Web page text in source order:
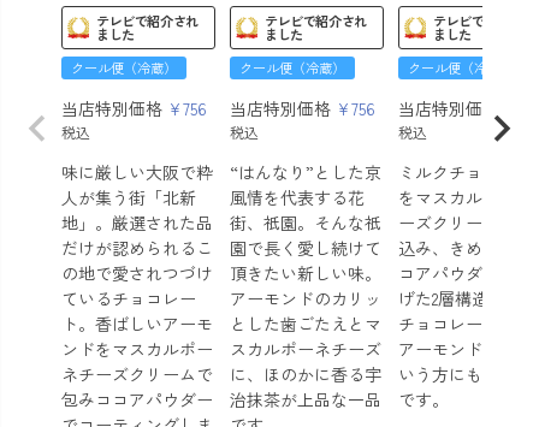
テレビで紹介され
ました
クール便（冷蔵）
当店特別価格 ¥756
税込
味に厳しい大阪で粋
人が集う街「北新
地」。厳選された品
だけが認められるこ
の地で愛されつづけ
ているチョコレー
ト。香ばしいアーモ
ンドをマスカルポー
ネチーズクリームで
包みココアパウダー
テレビで紹介され
ました
クール便（冷蔵）
当店特別価格 ¥756
税込
“はんなり”とした京
風情を代表する花
街、祇園。そんな祇
園で長く愛し続けて
頂きたい新しい味。
アーモンドのカリッ
とした歯ごたえとマ
スカルポーネチーズ
に、ほのかに香る宇
治抹茶が上品な一品
テレビで紹介され
ました
クール便（冷蔵）
当店特別価格
税込
ミルクチョコボー
をマスカルポーネ
ーズクリームで包
込み、きめ細かな
コアパウダーで仕
げた2層構造の贅
チョコレートです
アーモンドが苦手
いう方にもオスス
です。